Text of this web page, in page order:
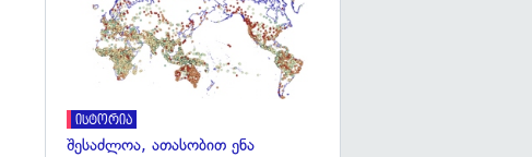
ისტორია
შესაძლოა, ათასობით ენა